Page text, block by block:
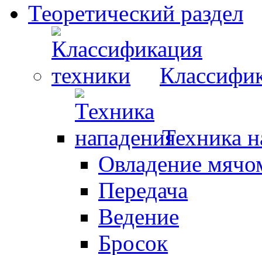
Теоретический раздел
Техника
Овладение
Передача
Ведение
Бросок